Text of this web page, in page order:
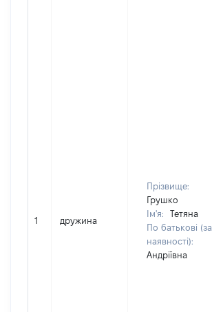
1 дружина
Прізвище:
Грушко
Ім'я:
Тетяна
По батькові (за
наявності):
Андріївна